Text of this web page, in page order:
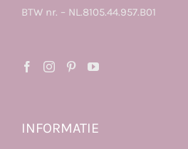
BTW nr. – NL.8105.44.957.B01
INFORMATIE